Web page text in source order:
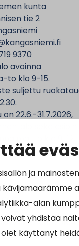
ja
alan
yhdistää
käyttänyt
kunta
tie 2
9370
avoinna
to klo 9-15.
suljettu
on 22.6.-31.7.2026,
3